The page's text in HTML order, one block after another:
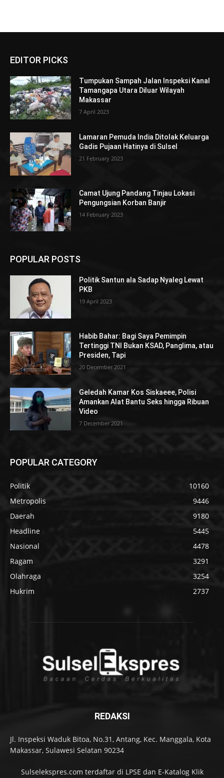
EDITOR PICKS
Tumpukan Sampah Jalan Inspeksi Kanal
Tamangapa Utara Diluar Wilayah
Makassar
7 April 2023
Lamaran Pemuda India Ditolak Keluarga
Gadis Pujaan Hatinya di Sulsel
21 February 2023
Camat Ujung Pandang Tinjau Lokasi
Pengungsian Korban Banjir
14 February 2023
POPULAR POSTS
Politik Santun ala Sadap Nyaleg Lewat
PKB
19 April 2023
Habib Bahar: Bagi Saya Pemimpin
Tertinggi TNI Bukan KSAD, Panglima, atau
Presiden, Tapi
20 December 2021
Geledah Kamar Kos Siskaeee, Polisi
Amankan Alat Bantu Seks hingga Ribuan
Video
7 December 2021
POPULAR CATEGORY
Politik
10160
Metropolis
9446
Daerah
9180
Headline
5445
Nasional
4478
Ragam
3291
Olahraga
3254
Hukrim
2737
REDAKSI
Jl. Inspeksi Waduk Bitoa, No.31, Antang, Kec. Manggala, Kota
Makassar, Sulawesi Selatan 90234
Sulselekspres.com terdaftar di LPSE dan E-Katalog Klik